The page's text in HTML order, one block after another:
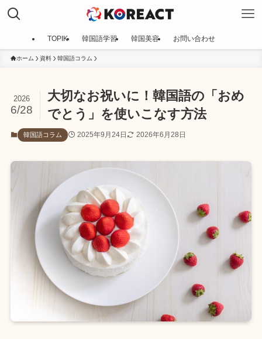
TOPIK 韓国語学習 韓国美容 お問い合わせ
ホーム 資料 韓国語コラム
大切なお祝いに！韓国語の「おめ
でとう」を使いこなす方法
2026
6/28
韓国語コラム 2025年9月24日 2026年6月28日